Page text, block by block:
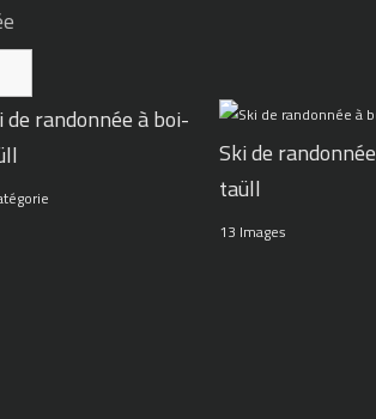
de randonnée à boi-
Ski de
taüll
13 Images